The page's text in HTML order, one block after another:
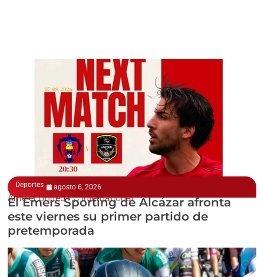
Deportes agosto 6, 2026
Ante el United FC International
El Emers Sporting de Alcázar afronta
este viernes su primer partido de
pretemporada